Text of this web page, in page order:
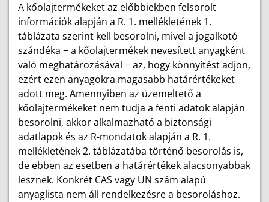
A kőolajtermékeket az előbbiekben felsorolt
információk alapján a R. 1. mellékletének 1.
táblázata szerint kell besorolni, mivel a jogalkotó
szándéka − a kőolajtermékek nevesített anyagként
való meghatározásával − az, hogy könnyítést adjon,
ezért ezen anyagokra magasabb határértékeket
adott meg. Amennyiben az üzemeltető a
kőolajtermékeket nem tudja a fenti adatok alapján
besorolni, akkor alkalmazható a biztonsági
adatlapok és az R-mondatok alapján a R. 1.
mellékletének 2. táblázatába történő besorolás is,
de ebben az esetben a határértékek alacsonyabbak
lesznek. Konkrét CAS vagy UN szám alapú
anyaglista nem áll rendelkezésre a besoroláshoz.